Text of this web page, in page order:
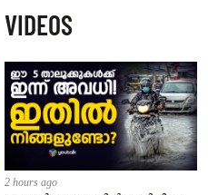
കത്തിനശിച്ചു
VIDEOS
2 hours ago